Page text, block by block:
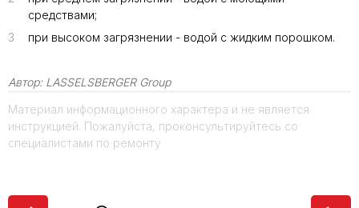
средствами;
при высоком загрязнении - водой с жидким порошком.
3
Автор: LASSELSBERGER Group
Материал информационного характера и не является
инструкцией. Пожалуйста, проконсультируйтесь со
специалистами по ремонту